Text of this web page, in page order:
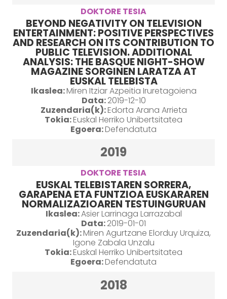
DOKTORE TESIA
BEYOND NEGATIVITY ON TELEVISION
ENTERTAINMENT: POSITIVE PERSPECTIVES
AND RESEARCH ON ITS CONTRIBUTION TO
PUBLIC TELEVISION. ADDITIONAL
ANALYSIS: THE BASQUE NIGHT-SHOW
MAGAZINE SORGINEN LARATZA AT
EUSKAL TELEBISTA
Ikaslea:Miren Itziar Azpeitia Iruretagoiena
Data:2019-12-10
Zuzendaria(k):Edorta Arana Arrieta
Tokia:Euskal Herriko Unibertsitatea
Egoera:Defendatuta
2019
DOKTORE TESIA
EUSKAL TELEBISTAREN SORRERA,
GARAPENA ETA FUNTZIOA EUSKARAREN
NORMALIZAZIOAREN TESTUINGURUAN
Ikaslea:Asier Larrinaga Larrazabal
Data:2019-01-01
Zuzendaria(k):Miren Agurtzane Elorduy Urquiza,
Igone Zabala Unzalu
Tokia:Euskal Herriko Unibertsitatea
Egoera:Defendatuta
2018